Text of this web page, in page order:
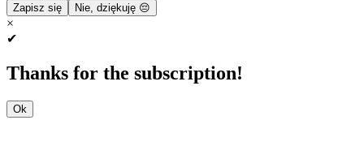
Zapisz się Nie, dziękuję 😔
×
✔
Thanks for the subscription!
Ok